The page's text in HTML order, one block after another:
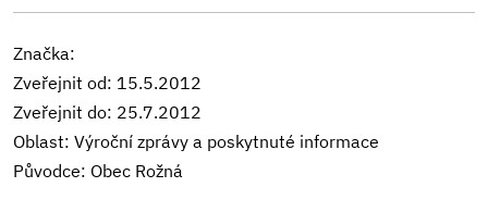
Značka:
Zveřejnit od: 15.5.2012
Zveřejnit do: 25.7.2012
Oblast: Výroční zprávy a poskytnuté informace
Původce: Obec Rožná